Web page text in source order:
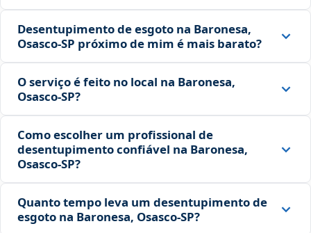
Desentupimento de esgoto na Baronesa,
Osasco‑SP próximo de mim é mais barato?
O serviço é feito no local na Baronesa,
Osasco‑SP?
Como escolher um profissional de
desentupimento confiável na Baronesa,
Osasco‑SP?
Quanto tempo leva um desentupimento de
esgoto na Baronesa, Osasco‑SP?